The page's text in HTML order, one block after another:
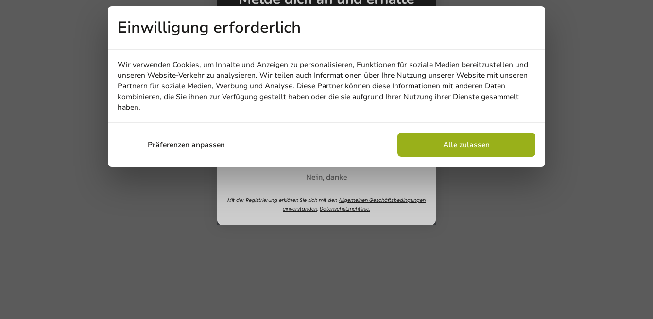
Einwilligung erforderlich
Wir verwenden Cookies, um Inhalte und Anzeigen zu personalisieren, Funktionen für soziale Medien bereitzustellen und
unseren Website-Verkehr zu analysieren. Wir teilen auch Informationen über Ihre Nutzung unserer Website mit unseren
Partnern für soziale Medien, Werbung und Analyse. Diese Partner können diese Informationen mit anderen Daten
kombinieren, die Sie ihnen zur Verfügung gestellt haben oder die sie aufgrund Ihrer Nutzung ihrer Dienste gesammelt
haben.
Präferenzen anpassen Alle zulassen
Nein, danke
Mit der Registrierung erklären Sie sich mit den Allgemeinen Geschäftsbedingungen
einverstanden. Datenschutzrichtlinie.